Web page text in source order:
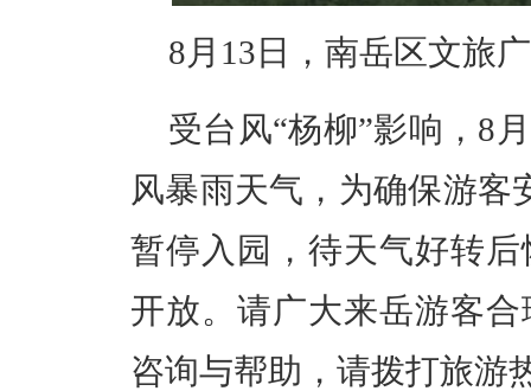
8月13日，南岳区文旅
受台风“杨柳”影响，8
风暴雨天气，为确保游客
暂停入园，待天气好转
开放。请广大来岳游客
咨询与帮助，请拨打旅游